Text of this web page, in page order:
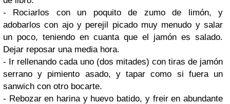
- Rociarlos con un poquito de zumo de limón, y
adobarlos con ajo y perejil picado muy menudo y salar
un poco, teniendo en cuanta que el jamón es salado.
Dejar reposar una media hora.
- Ir rellenando cada uno (dos mitades) con tiras de jamón
serrano y pimiento asado, y tapar como si fuera un
sanwich con otro bocarte.
- Rebozar en harina y huevo batido, y freir en abundante